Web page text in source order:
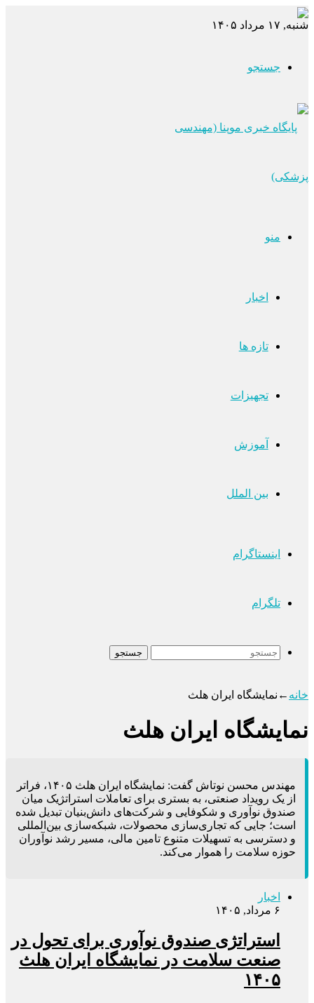
شنبه, ۱۷ مرداد ۱۴۰۵
جستجو
منو
اخبار
تازه ها
تجهیزات
آموزش
بین الملل
اینستاگرام
تلگرام
جستجو
خانه ← نمایشگاه ایران هلث
نمایشگاه ایران هلث
مهندس محسن نوتاش گفت: نمایشگاه ایران هلث ۱۴۰۵، فراتر
از یک رویداد صنعتی، به بستری برای تعاملات استراتژیک میان
صندوق نوآوری و شکوفایی و شرکت‌های دانش‌بنیان تبدیل شده
است؛ جایی که تجاری‌سازی محصولات، شبکه‌سازی بین‌المللی
و دسترسی به تسهیلات متنوع تامین مالی، مسیر رشد نوآوران
حوزه سلامت را هموار می‌کند.
اخبار
۶ مرداد, ۱۴۰۵
استراتژی صندوق نوآوری برای تحول در
صنعت سلامت در نمایشگاه ایران هلث
۱۴۰۵